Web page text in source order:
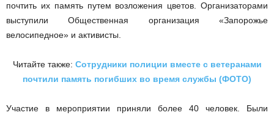
почтить их память путем возложения цветов. Организаторами
выступили Общественная организация «Запорожье
велосипедное» и активисты.
Читайте также: Сотрудники полиции вместе с ветеранами
почтили память погибших во время службы (ФОТО)
Участие в мероприятии приняли более 40 человек. Были